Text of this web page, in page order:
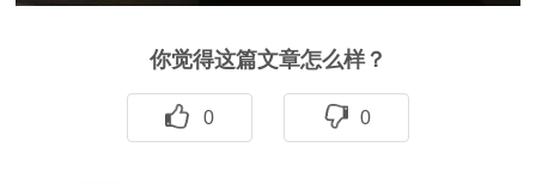
你觉得这篇文章怎么样？
0 0